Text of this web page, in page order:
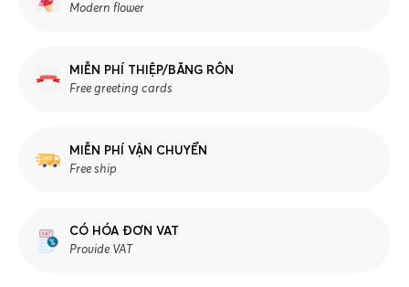
Modern flower
MIỄN PHÍ THIỆP/BĂNG RÔN
Free greeting cards
MIỄN PHÍ VẬN CHUYỂN
Free ship
CÓ HÓA ĐƠN VAT
Provide VAT